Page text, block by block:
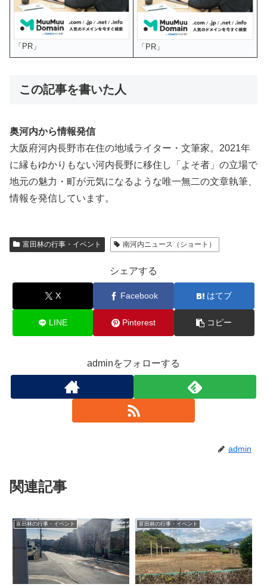
「PR」 「PR」
この記事を書いた人
奥河内から情報発信
大阪府河内長野市在住の地域ライター・文筆家。2021年
に縁もゆかりもない河内長野に移住し「よそ者」の立場で
地元の魅力・町が元気になるような唯一無二の文章執筆、
情報を発信しています。
富田林の行事・イベント 南河内ニュース（ショート）
シェアする
X Facebook はてブ
LINE Pinterest コピー
adminをフォローする
admin
関連記事
富田林の行事・イベント 富田林の行事・イベント